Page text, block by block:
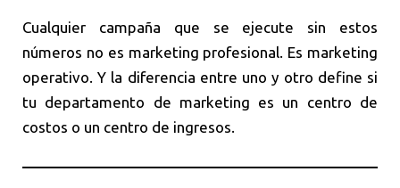
Cualquier campaña que se ejecute sin estos
números no es marketing profesional. Es marketing
operativo. Y la diferencia entre uno y otro define si
tu departamento de marketing es un centro de
costos o un centro de ingresos.